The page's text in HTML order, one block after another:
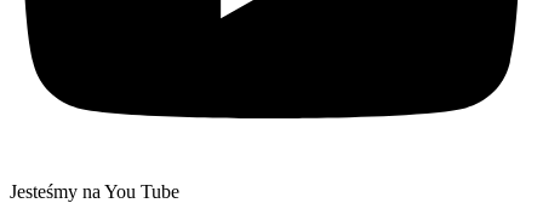
Jesteśmy na You Tube